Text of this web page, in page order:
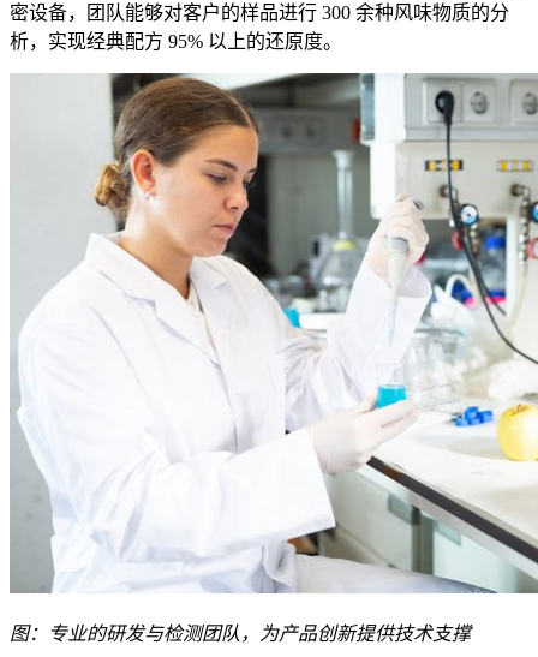
密设备，团队能够对客户的样品进行 300 余种风味物质的分
析，实现经典配方 95% 以上的还原度。
图：专业的研发与检测团队，为产品创新提供技术支撑